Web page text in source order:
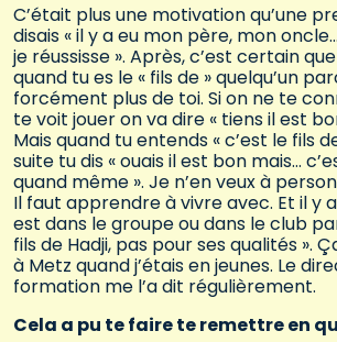
C’était plus une motivation qu’une
disais « il y a eu mon père, mon
je réussisse ». Après, c’est certain
quand tu es le « fils de » quelqu’un
forcément plus de toi. Si on ne te
te voit jouer on va dire « tiens il est
Mais quand tu entends « c’est le fils
suite tu dis « ouais il est bon mais…
quand même ». Je n’en veux à
Il faut apprendre à vivre avec. Et il y
est dans le groupe ou dans le club
fils de Hadji, pas pour ses qualités ».
à Metz quand j’étais en jeunes. Le
formation me l’a dit régulièrement.
Cela a pu te faire te remettre en